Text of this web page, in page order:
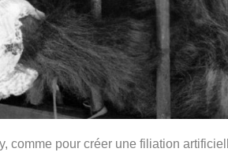
comme pour créer une filiation